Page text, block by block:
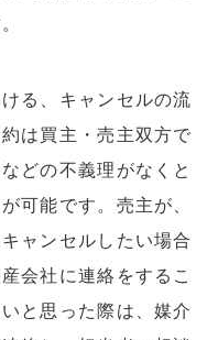
る、キャンセルの流
は買主・売主双方で
どの不義理がなくと
可能です。売主が、
ャンセルしたい場合
会社に連絡をするこ
と思った際は、媒介